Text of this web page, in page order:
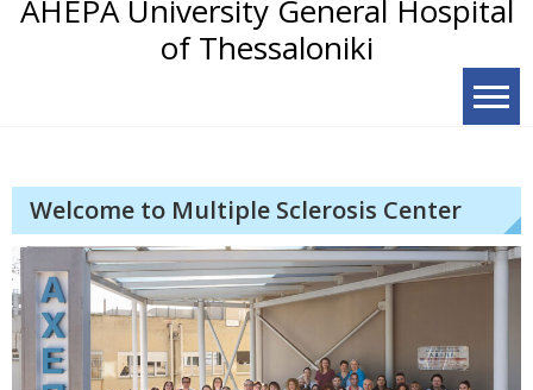
Welcome to Multiple Sclerosis Center